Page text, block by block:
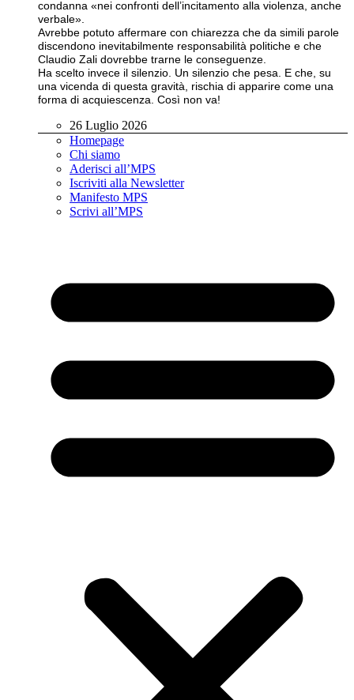
condanna «nei confronti dell’incitamento alla violenza, anche
verbale».
Avrebbe potuto affermare con chiarezza che da simili parole
discendono inevitabilmente responsabilità politiche e che
Claudio Zali dovrebbe trarne le conseguenze.
Ha scelto invece il silenzio. Un silenzio che pesa. E che, su
una vicenda di questa gravità, rischia di apparire come una
forma di acquiescenza. Così non va!
26 Luglio 2026
Homepage
Chi siamo
Aderisci all’MPS
Iscriviti alla Newsletter
Manifesto MPS
Scrivi all’MPS